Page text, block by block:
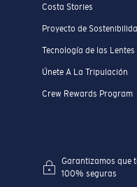
Costa Stories
Proyecto de
Tecnología de las Lentes
Únete A La Tripulación
Crew Rewards Program
Garantizamos que
100% seguras